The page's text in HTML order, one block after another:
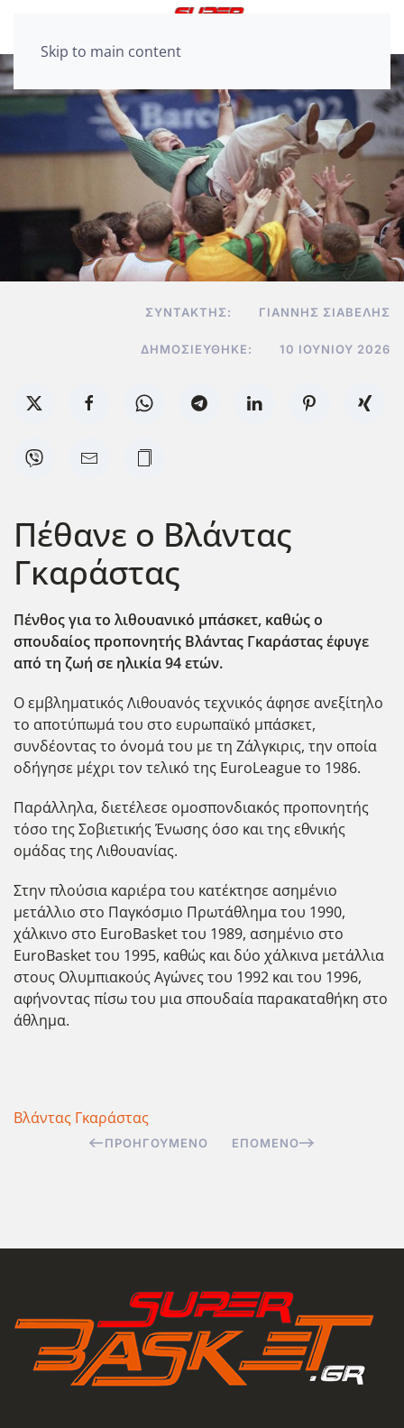
Skip to main content
ΣΥΝΤΆΚΤΗΣ: ΓΙΆΝΝΗΣ ΣΙΑΒΕΛΉΣ
ΔΗΜΟΣΙΕΎΘΗΚΕ: 10 ΙΟΥΝΊΟΥ 2026
Πέθανε ο Βλάντας
Γκαράστας
Πένθος για το λιθουανικό μπάσκετ, καθώς ο
σπουδαίος προπονητής Βλάντας Γκαράστας έφυγε
από τη ζωή σε ηλικία 94 ετών.
Ο εμβληματικός Λιθουανός τεχνικός άφησε ανεξίτηλο
το αποτύπωμά του στο ευρωπαϊκό μπάσκετ,
συνδέοντας το όνομά του με τη Ζάλγκιρις, την οποία
οδήγησε μέχρι τον τελικό της EuroLeague το 1986.
Παράλληλα, διετέλεσε ομοσπονδιακός προπονητής
τόσο της Σοβιετικής Ένωσης όσο και της εθνικής
ομάδας της Λιθουανίας.
Στην πλούσια καριέρα του κατέκτησε ασημένιο
μετάλλιο στο Παγκόσμιο Πρωτάθλημα του 1990,
χάλκινο στο EuroBasket του 1989, ασημένιο στο
EuroBasket του 1995, καθώς και δύο χάλκινα μετάλλια
στους Ολυμπιακούς Αγώνες του 1992 και του 1996,
αφήνοντας πίσω του μια σπουδαία παρακαταθήκη στο
άθλημα.
Βλάντας Γκαράστας
ΠΡΟΗΓΟΎΜΕΝΟ ΕΠΌΜΕΝΟ